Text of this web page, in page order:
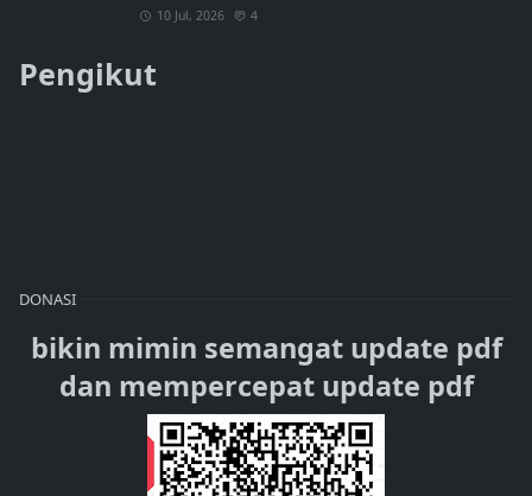
10 Jul, 2026 4
Pengikut
DONASI
bikin mimin semangat update pdf
dan mempercepat update pdf